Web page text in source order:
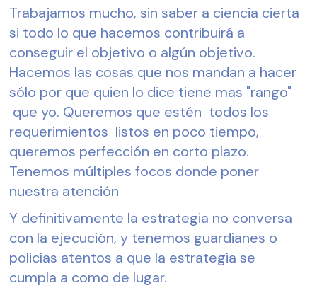
Trabajamos mucho, sin saber a ciencia cierta
si todo lo que hacemos contribuirá a
conseguir el objetivo o algún objetivo.
Hacemos las cosas que nos mandan a hacer
sólo por que quien lo dice tiene mas "rango"
que yo. Queremos que estén  todos los
requerimientos  listos en poco tiempo,
queremos perfección en corto plazo.
Tenemos múltiples focos donde poner
nuestra atención
Y definitivamente la estrategia no conversa
con la ejecución, y tenemos guardianes o
policías atentos a que la estrategia se
cumpla a como de lugar.